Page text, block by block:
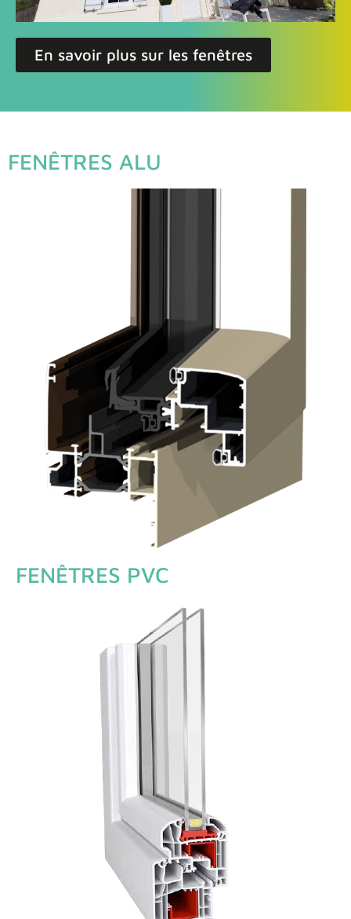
En savoir plus sur les fenêtres
FENÊTRES ALU
FENÊTRES PVC